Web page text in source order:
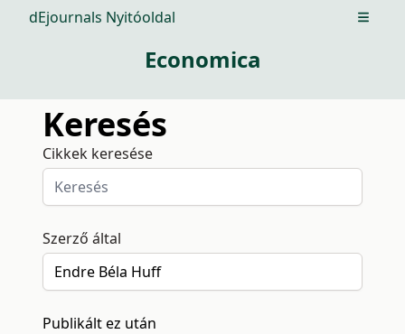
dEjournals Nyitóoldal Open
Economica
Keresés
Cikkek keresése
Szerző által
Publikált ez után